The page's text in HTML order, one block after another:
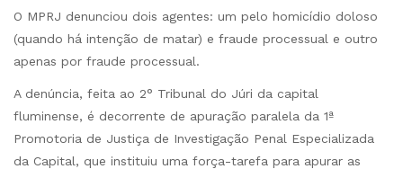
O MPRJ denunciou dois agentes: um pelo homicídio doloso
(quando há intenção de matar) e fraude processual e outro
apenas por fraude processual.
A denúncia, feita ao 2° Tribunal do Júri da capital
fluminense, é decorrente de apuração paralela da 1ª
Promotoria de Justiça de Investigação Penal Especializada
da Capital, que instituiu uma força-tarefa para apurar as